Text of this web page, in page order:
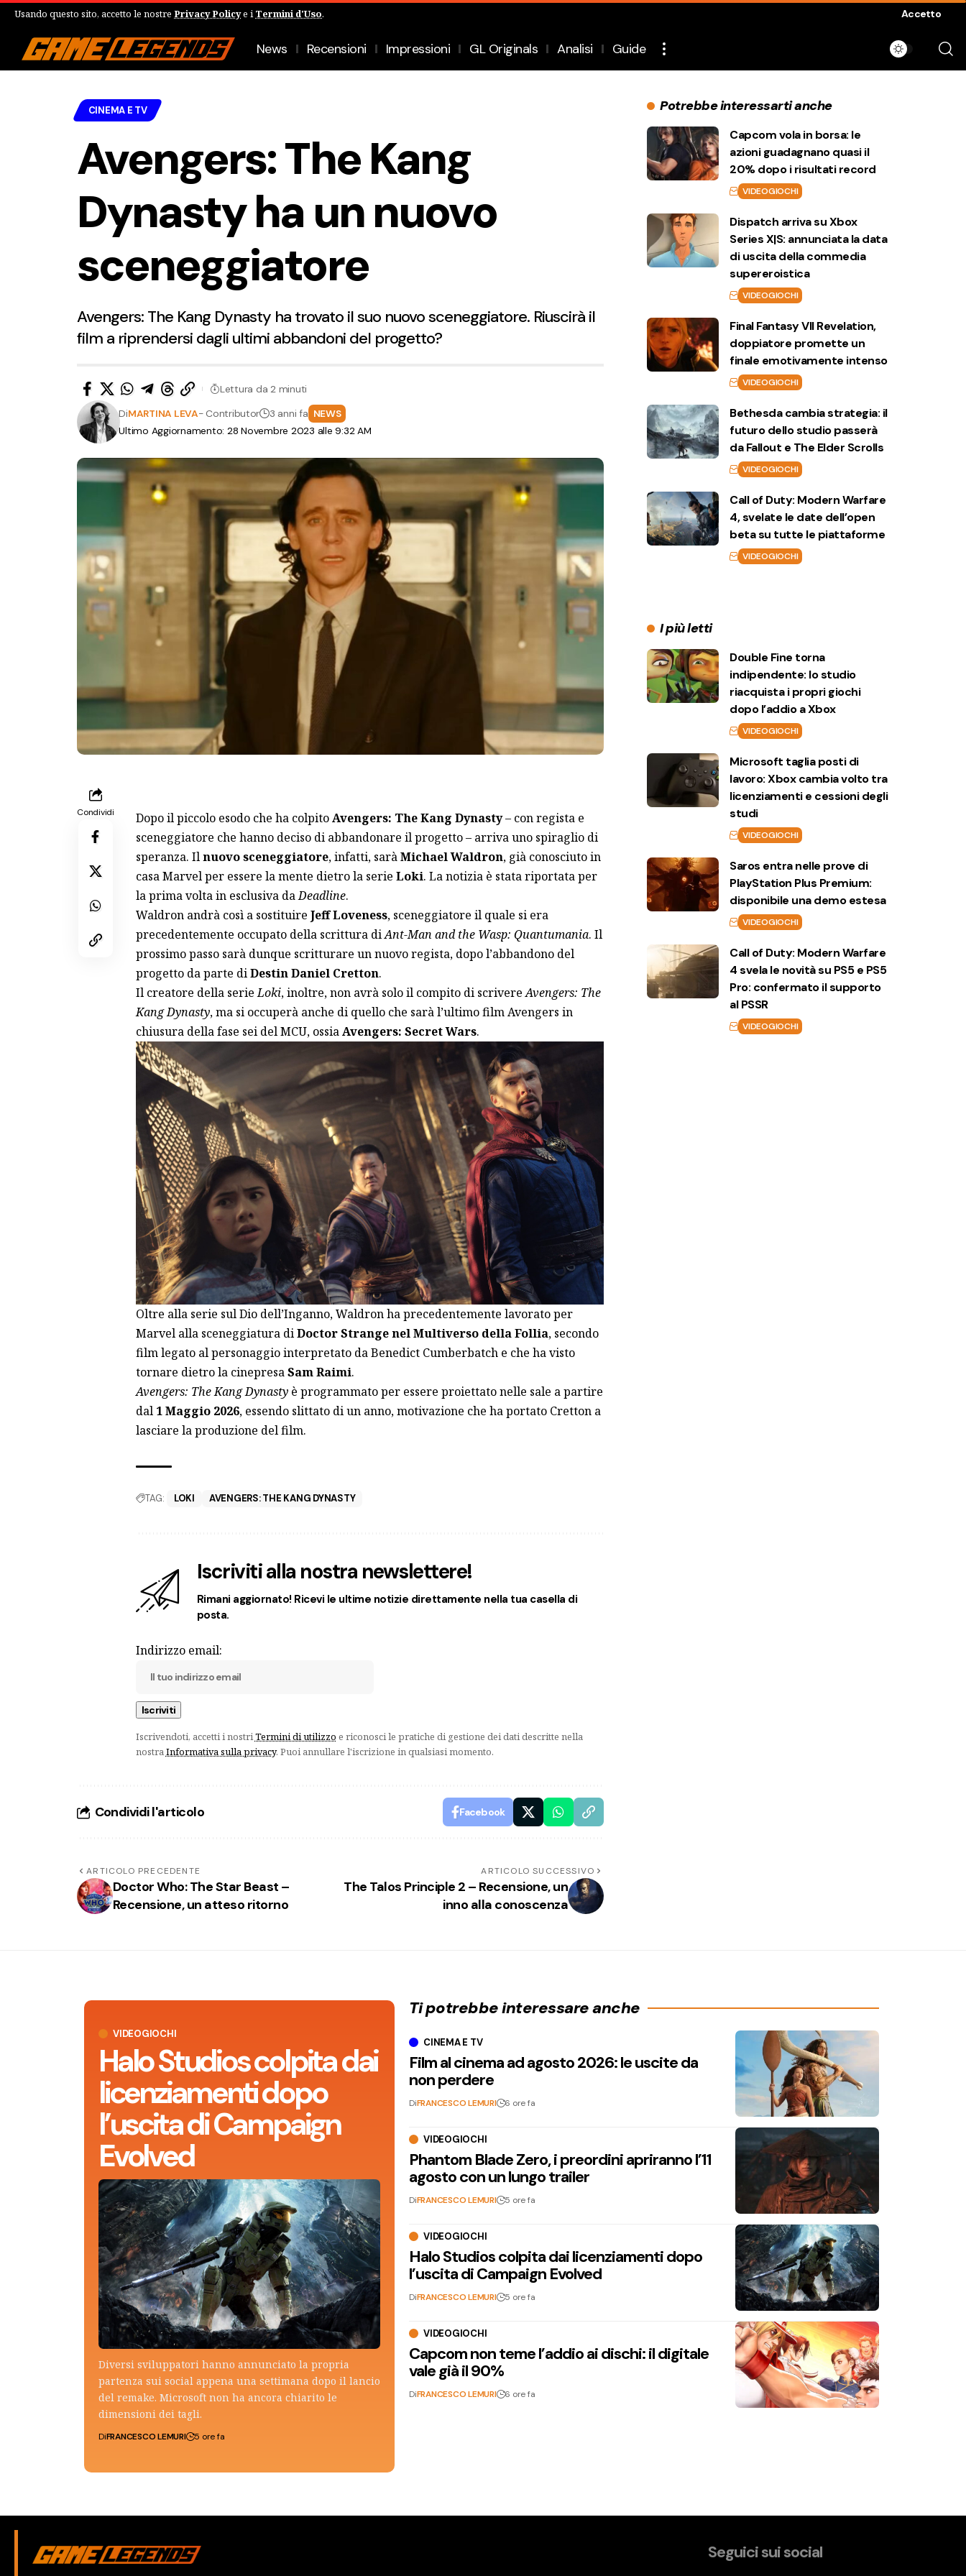
Usando questo sito, accetto le nostre Privacy Policye i Termini d'Uso. Accetto
News Recensioni Impressioni GL Originals Analisi Guide
CINEMA E TV
Avengers: The Kang
Dynasty ha un nuovo
sceneggiatore
Avengers: The Kang Dynasty ha trovato il suo nuovo sceneggiatore. Riuscirà il
film a riprendersi dagli ultimi abbandoni del progetto?
Ultimo Aggiornamento: 28 Novembre 2023 alle 9:32 AM
DiMARTINA LEVA- Contributor 3 anni fa NEWS
Lettura da 2 minuti
Condividi Dopo il piccolo esodo che ha colpitoAvengers: The Kang Dynasty– con regista e
sceneggiatore che hanno deciso di abbandonare il progetto – arriva uno spiraglio di
speranza. Ilnuovo sceneggiatore, infatti, saràMichael Waldron, già conosciuto in
casa Marvel per essere la mente dietro la serie Loki. La notizia è stata riportata per
la prima volta in esclusiva daDeadline.
Waldron andrà così a sostituire Jeff Loveness, sceneggiatore il quale si era
precedentemente occupato della scrittura diAnt-Man and the Wasp: Quantumania. Il
prossimo passo sarà dunque scritturare un nuovo regista, dopo l’abbandono del
progetto da parte diDestin Daniel Cretton.
Il creatore della serieLoki, inoltre, non avrà solo il compito di scrivereAvengers: The
Kang Dynasty, ma si occuperà anche di quello che sarà l’ultimo film Avengers in
chiusura della fase sei del MCU, ossiaAvengers: Secret Wars.
Oltre alla serie sul Dio dell’Inganno, Waldron ha precedentemente lavorato per
Marvel alla sceneggiatura diDoctor Strange nel Multiverso della Follia, secondo
film legato al personaggio interpretato da Benedict Cumberbatch e che ha visto
tornare dietro la cinepresaSam Raimi.
Avengers: The Kang Dynasty è programmato per essere proiettato nelle sale a partire
dal 1 Maggio 2026, essendo slittato di un anno, motivazione che ha portato Cretton a
lasciare la produzione del film.
TAG: LOKI AVENGERS: THE KANG DYNASTY
Iscriviti alla nostra newslettere!
Rimani aggiornato! Ricevi le ultime notizie direttamente nella tua casella di
posta.
Indirizzo email:
Iscrivendoti, accetti i nostriTermini di utilizzo e riconosci le pratiche di gestione dei dati descritte nella
nostraInformativa sulla privacy. Puoi annullare l'iscrizione in qualsiasi momento.
Condividi l'articolo Facebook
ARTICOLO PRECEDENTE
Doctor Who: The Star Beast –
Recensione, un atteso ritorno
ARTICOLO SUCCESSIVO
The Talos Principle 2 – Recensione, un
inno alla conoscenza
Potrebbe interessarti anche
Capcom vola in borsa: le
azioni guadagnano quasi il
20% dopo i risultati record
VIDEOGIOCHI
Dispatch arriva su Xbox
Series X|S: annunciata la data
di uscita della commedia
supereroistica
VIDEOGIOCHI
Final Fantasy VII Revelation,
doppiatore promette un
finale emotivamente intenso
VIDEOGIOCHI
Bethesda cambia strategia: il
futuro dello studio passerà
da Fallout e The Elder Scrolls
VIDEOGIOCHI
Call of Duty: Modern Warfare
4, svelate le date dell’open
beta su tutte le piattaforme
VIDEOGIOCHI
I più letti
Double Fine torna
indipendente: lo studio
riacquista i propri giochi
dopo l’addio a Xbox
VIDEOGIOCHI
Microsoft taglia posti di
lavoro: Xbox cambia volto tra
licenziamenti e cessioni degli
studi
VIDEOGIOCHI
Saros entra nelle prove di
PlayStation Plus Premium:
disponibile una demo estesa
VIDEOGIOCHI
Call of Duty: Modern Warfare
4 svela le novità su PS5 e PS5
Pro: confermato il supporto
al PSSR
VIDEOGIOCHI
VIDEOGIOCHI
Halo Studios colpita dai
licenziamenti dopo
l’uscita di Campaign
Evolved
Diversi sviluppatori hanno annunciato la propria
partenza sui social appena una settimana dopo il lancio
del remake. Microsoft non ha ancora chiarito le
dimensioni dei tagli.
DiFRANCESCO LEMURI 5 ore fa
Ti potrebbe interessare anche
CINEMA E TV
Film al cinema ad agosto 2026: le uscite da
non perdere
DiFRANCESCO LEMURI 6 ore fa
VIDEOGIOCHI
Phantom Blade Zero, i preordini apriranno l’11
agosto con un lungo trailer
DiFRANCESCO LEMURI 5 ore fa
VIDEOGIOCHI
Halo Studios colpita dai licenziamenti dopo
l’uscita di Campaign Evolved
DiFRANCESCO LEMURI 5 ore fa
VIDEOGIOCHI
Capcom non teme l’addio ai dischi: il digitale
vale già il 90%
DiFRANCESCO LEMURI 6 ore fa
Seguici sui social